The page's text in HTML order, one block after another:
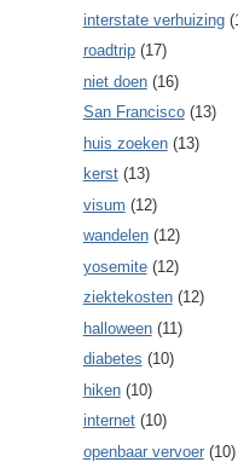
interstate verhuizing
roadtrip (17)
niet doen (16)
San Francisco (13)
huis zoeken (13)
kerst (13)
visum (12)
wandelen (12)
yosemite (12)
ziektekosten (12)
halloween (11)
diabetes (10)
hiken (10)
internet (10)
openbaar vervoer (10)